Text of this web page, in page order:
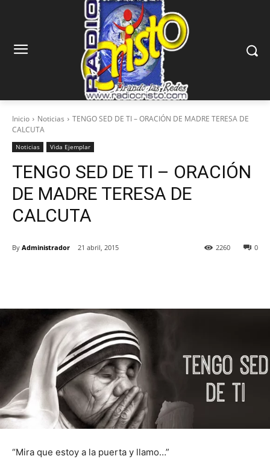
Inicio Noticias
TENGO SED DE TI – ORACIÓN DE MADRE TERESA DE
CALCUTA
Noticias Vida Ejemplar
TENGO SED DE TI – ORACIÓN
DE MADRE TERESA DE
CALCUTA
By Administrador 21 abril, 2015 0
2260
“Mira que estoy a la puerta y llamo…”